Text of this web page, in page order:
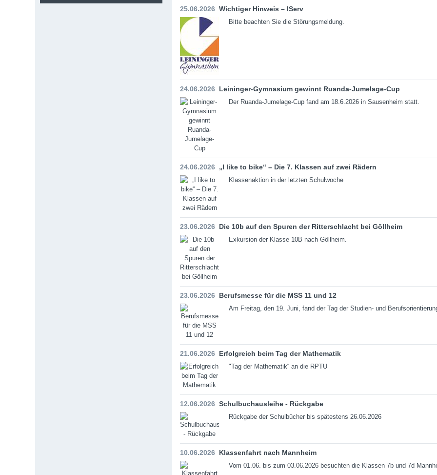
25.06.2026 Wichtiger Hinweis – IServ
Bitte beachten Sie die Störungsmeldung.
24.06.2026 Leininger-Gymnasium gewinnt Ruanda-Jumelage-Cup
Der Ruanda-Jumelage-Cup fand am 18.6.2026 in Sausenheim statt.
24.06.2026 „I like to bike“ – Die 7. Klassen auf zwei Rädern
Klassenaktion in der letzten Schulwoche
23.06.2026 Die 10b auf den Spuren der Ritterschlacht bei Göllheim
Exkursion der Klasse 10B nach Göllheim.
23.06.2026 Berufsmesse für die MSS 11 und 12
Am Freitag, den 19. Juni, fand der Tag der Studien- und
21.06.2026 Erfolgreich beim Tag der Mathematik
"Tag der Mathematik“ an die RPTU
12.06.2026 Schulbuchausleihe - Rückgabe
Rückgabe der Schulbücher bis spätestens 26.06.2026
10.06.2026 Klassenfahrt nach Mannheim
Vom 01.06. bis zum 03.06.2026 besuchten die Klassen 7b und 7d